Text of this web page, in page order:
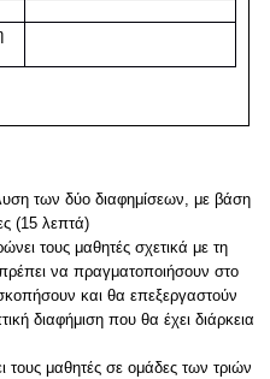
των δύο διαφημίσεων, με βάση
(15 λεπτά)
τους μαθητές σχετικά με τη
να πραγματοποιήσουν στο
και θα επεξεργαστούν
διαφήμιση που θα έχει διάρκεια
τους μαθητές σε ομάδες των τριών